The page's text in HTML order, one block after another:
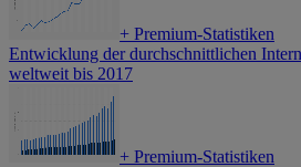
+ Premium-Statistiken
Entwicklung der durchschnittlichen
weltweit bis 2017
+ Premium-Statistiken